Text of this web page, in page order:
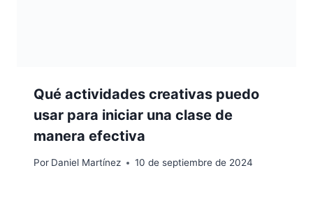
Qué actividades creativas puedo
usar para iniciar una clase de
manera efectiva
Por Daniel Martínez 10 de septiembre de 2024